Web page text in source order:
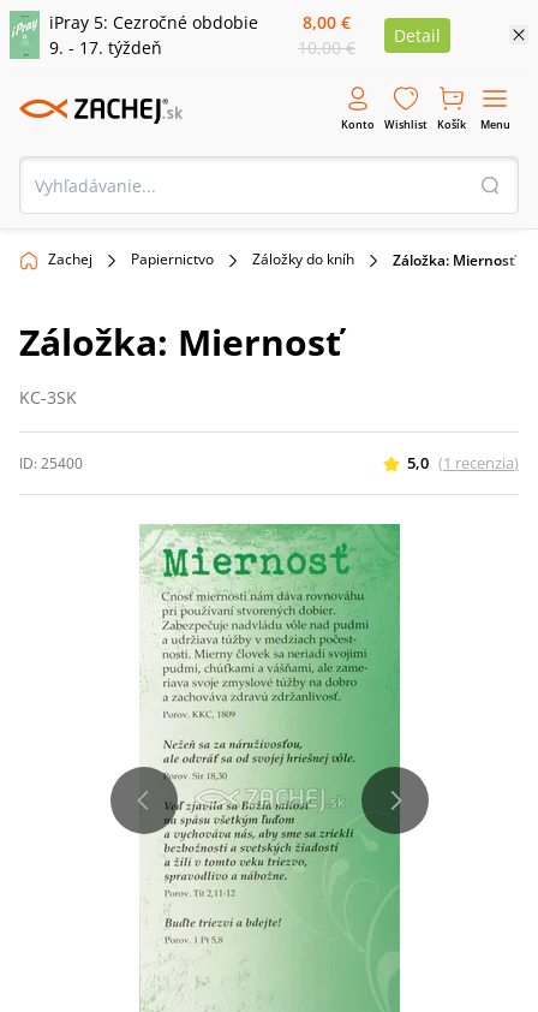
iPray 5: Cezročné obdobie
9. - 17. týždeň
8,00 €
10,00 €
Detail
Konto Wishlist Košík Menu
Zachej Papiernictvo Záložky do kníh Záložka: Miernosť
Záložka: Miernosť
KC-3SK
ID: 25400 5,0 (1 recenzia)